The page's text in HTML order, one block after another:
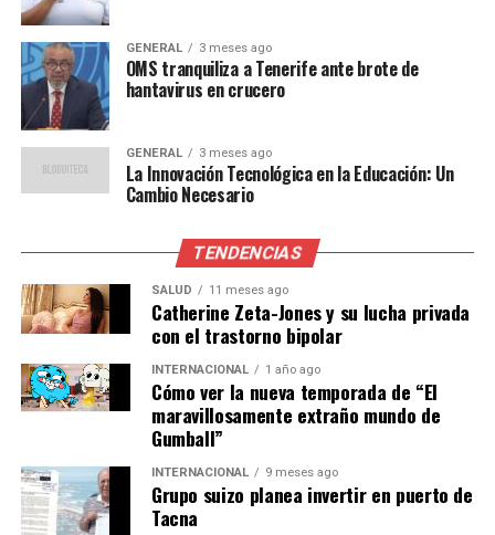
Impacto Global y
Comparaciones Históricas
Históricamente, la dependencia de los combustibles
embargo, con el cambio hacia fuentes renovables, la
energía solar está desempeñando un papel crucial en la
Estados Unidos están liderando el camino en la
instalación de capacidades solares.
En 2022, China agregó más de 100 gigavatios de
capacidad solar, consolidando su posición como líder
mundial. Este movimiento no solo responde a la
necesidad de energía limpia, sino también a un deseo
estratégico de reducir la dependencia de las
importaciones de energía.
Desafíos y Oportunidades
GENERAL 3 meses ago
OMS tranquiliza a Tenerife ante brote de
hantavirus en crucero
GENERAL 3 meses ago
La Innovación Tecnológica en la Educación: Un
Cambio Necesario
TENDENCIAS
SALUD 11 meses ago
Catherine Zeta-Jones y su lucha privada
con el trastorno bipolar
INTERNACIONAL 1 año ago
Cómo ver la nueva temporada de “El
maravillosamente extraño mundo de
Gumball”
INTERNACIONAL 9 meses ago
Grupo suizo planea invertir en puerto de
Tacna